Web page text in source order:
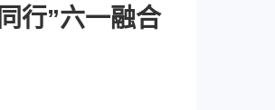
行”六一融合